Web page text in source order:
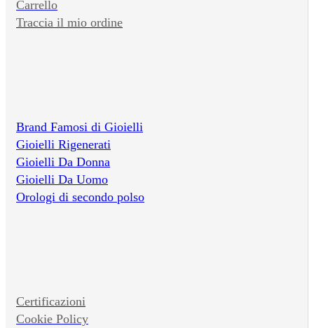
Carrello
Traccia il mio ordine
Brand Famosi di Gioielli
Gioielli Rigenerati
Gioielli Da Donna
Gioielli Da Uomo
Orologi di secondo polso
Certificazioni
Cookie Policy